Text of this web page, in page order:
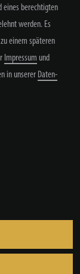
eines berechtigten
werden. Es
einem späteren
Impressum und
in unserer Daten­